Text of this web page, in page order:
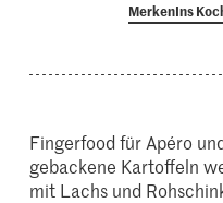
MerkenIns
Fingerfood für Apéro
gebackene Kartoffeln
mit Lachs und